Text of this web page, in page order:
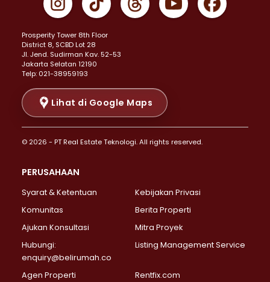
Properti Dijual di Johar Baru >
Properti Dijual di Menteng >
Properti Dijual di Senen >
Properti Dijual di Tanah Abang >
Properti Dijual di Cikini >
Properti Dijual di Kramat >
Properti Dijual di Pasar Baru >
Properti Dijual di Bendungan Hilir >
Properti Dijual di Jakarta Selatan >
Properti Dijual di Lebak Bulus >
Properti Dijual di Gandaria Selatan >
Properti Dijual di Pondok Labu >
Properti Dijual di Lenteng Agung >
Properti Dijual di Senayan >
Properti Dijual di Pondok Pinang >
Prosperity Tower 8th Floor
District 8, SCBD Lot 28
JI. Jend. Sudirman Kav. 52-53
Jakarta Selatan 12190
Telp: 021-38959193
Lihat di Google Maps
© 2026 - PT Real Estate Teknologi. All rights reserved.
PERUSAHAAN
Syarat & Ketentuan
Kebijakan Privasi
Komunitas
Berita Properti
Ajukan Konsultasi
Mitra Proyek
Hubungi:
enquiry@belirumah.co
Listing Management Service
Agen Properti Rentfix.com